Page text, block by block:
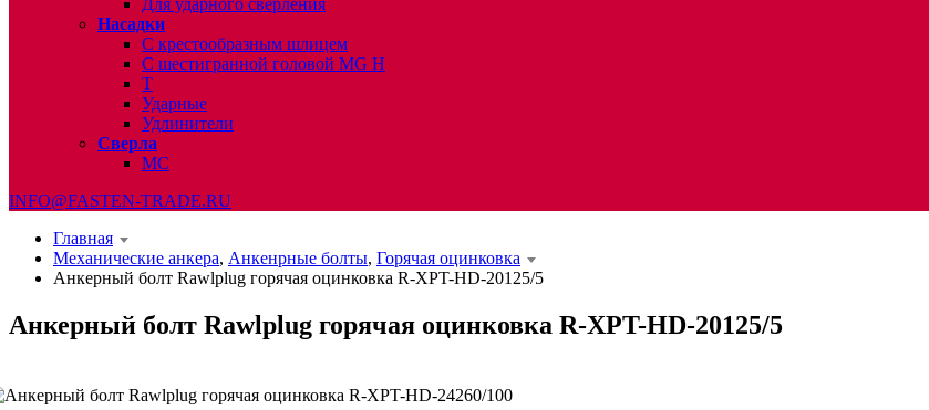
Для ударного сверления
Насадки
С крестообразным шлицем
С шестигранной головой MG H
T
Ударные
Удлинители
Сверла
МС
INFO@FASTEN-TRADE.RU
Главная
Механические анкера, Анкенрные болты, Горячая оцинковка
Анкерный болт Rawlplug горячая оцинковка R-XPT-HD-20125/5
Анкерный болт Rawlplug горячая оцинковка R-XPT-HD-20125/5